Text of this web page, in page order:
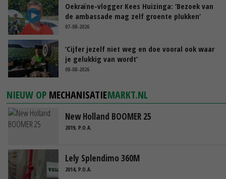
Oekraïne-vlogger Kees Huizinga: ‘Bezoek van
de ambassade mag zelf groente plukken’
07-08-2026
‘Cijfer jezelf niet weg en doe vooral ook waar
je gelukkig van wordt’
08-08-2026
NIEUW OP MECHANISATIEMARKT.NL
New Holland BOOMER 25
2019, P.O.A.
Lely Splendimo 360M
2014, P.O.A.